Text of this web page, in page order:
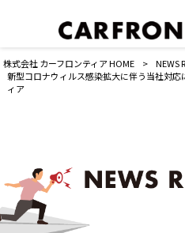
株式会社 カーフロンティア HOME > NEWS
新型コロナウィルス感染拡大に伴う当社対
ィア